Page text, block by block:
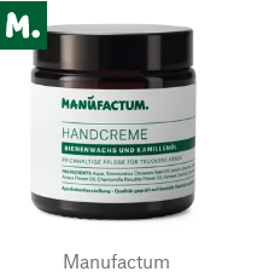
Manufactum